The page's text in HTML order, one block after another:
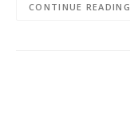
CONTINUE READING